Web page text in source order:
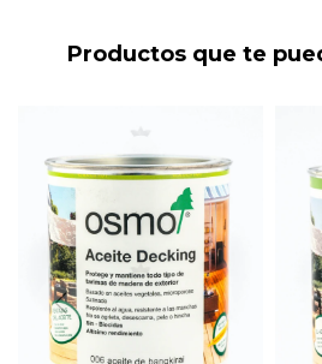
Productos que te